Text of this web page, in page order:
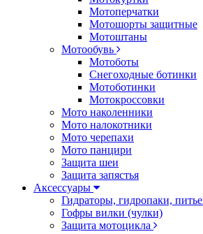
Мотоперчатки
Мотошорты защитные
Мотоштаны
Мотообувь
Мотоботы
Снегоходные ботинки
Мотоботинки
Мотокроссовки
Мото наколенники
Мото налокотники
Мото черепахи
Мото панцири
Защита шеи
Защита запястья
Аксессуары
Гидраторы, гидропаки,
Гофры вилки (чулки)
Защита мотоцикла